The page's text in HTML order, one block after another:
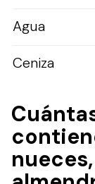
Agua
Ceniza